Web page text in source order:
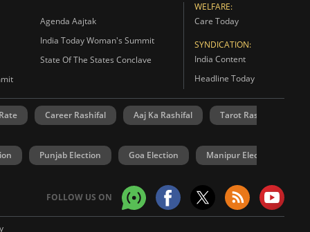
Agenda Aajtak
India Today Woman's Summit
State Of The States Conclave
WELFARE:
Care Today
SYNDICATION:
India Content
Headline Today
Career Rashifal Aaj Ka Rashifal Tarot Rashifal
Punjab Election Goa Election Manipur Election
FOLLOW US ON